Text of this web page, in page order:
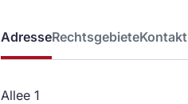
AdresseRechtsgebieteKontakt
Allee 1